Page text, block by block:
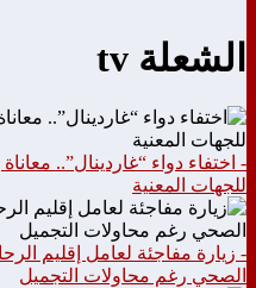
الشعلة tv
- اختفاء دواء “غاردينال”..
للجهات المعنية
- زيارة مفاجئة لعامل إقليم
الصحي رغم محاولات التجميل